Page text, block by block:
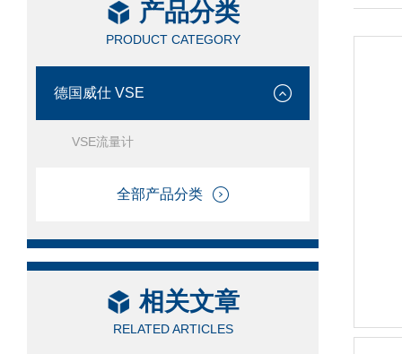
产品分类
PRODUCT CATEGORY
德国威仕 VSE
VSE流量计
全部产品分类
相关文章
RELATED ARTICLES
/